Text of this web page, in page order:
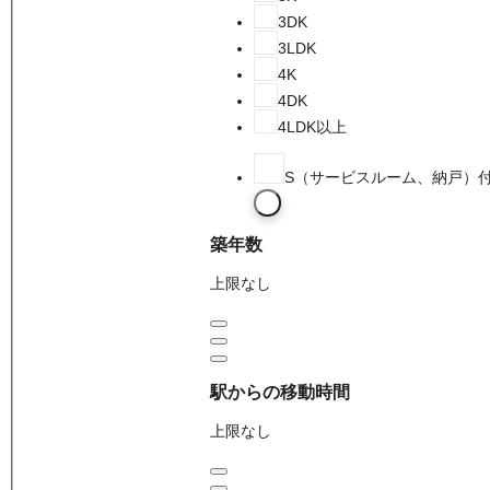
3DK
3LDK
4K
4DK
4LDK以上
S（サービスルーム、納戸）
築年数
上限なし
駅からの移動時間
上限なし